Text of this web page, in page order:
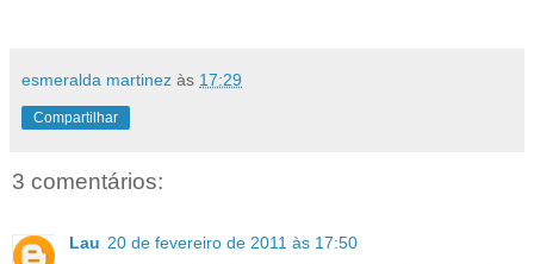
esmeralda martinez às 17:29
Compartilhar
3 comentários:
Lau 20 de fevereiro de 2011 às 17:50